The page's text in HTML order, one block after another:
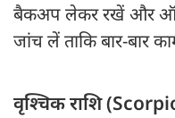
बैकअप लेकर रखें और
जांच लें ताकि बार-बार
वृश्चिक राशि